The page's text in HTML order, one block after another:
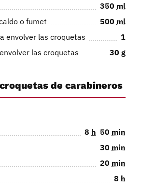
350 ml
o fumet
500 ml
envolver las croquetas
1
las croquetas
30 g
de carabineros
8 h 50 min
30 min
20 min
8 h